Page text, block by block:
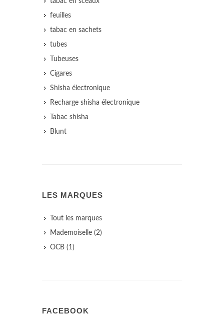
feuilles
tabac en sachets
tubes
Tubeuses
Cigares
Shisha électronique
Recharge shisha électronique
Tabac shisha
Blunt
LES MARQUES
Tout les marques
Mademoiselle (2)
OCB (1)
FACEBOOK